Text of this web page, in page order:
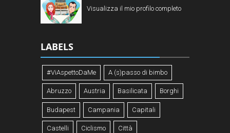
Visualizza il mio profilo completo
LABELS
#ViAspettoDaMe A (s)passo di bimbo
Abruzzo Austria Basilicata Borghi
Budapest Campania Capitali
Castelli Ciclismo Città